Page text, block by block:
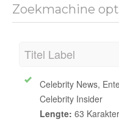
Zoekmachine
Titel Label
Celebrity News,
Celebrity Insider
Lengte: 63